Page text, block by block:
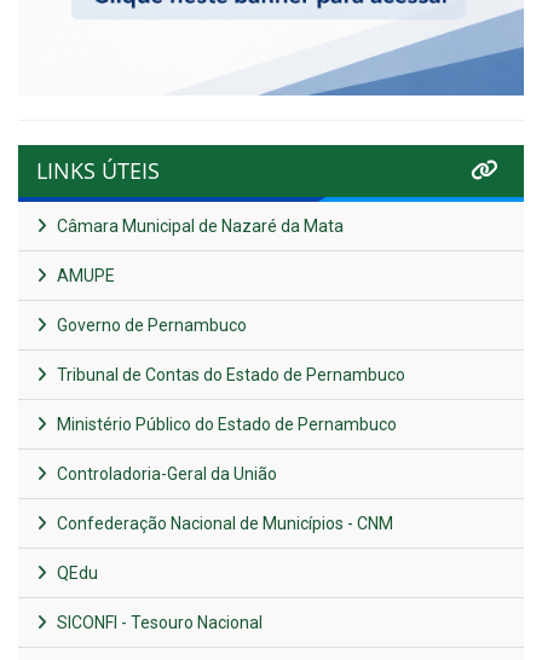
LINKS ÚTEIS
Câmara Municipal de Nazaré da Mata
AMUPE
Governo de Pernambuco
Tribunal de Contas do Estado de Pernambuco
Ministério Público do Estado de Pernambuco
Controladoria-Geral da União
Confederação Nacional de Municípios - CNM
QEdu
SICONFI - Tesouro Nacional